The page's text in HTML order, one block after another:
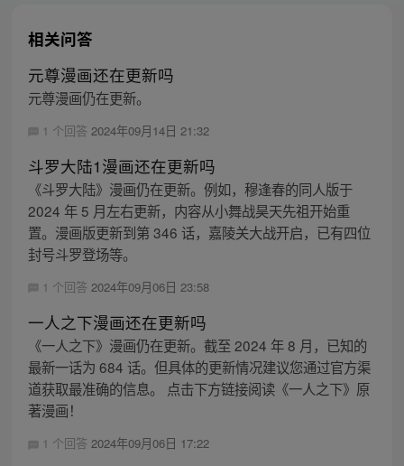
相关问答
元尊漫画还在更新吗
元尊漫画仍在更新。
1 个回答 2024年09月14日 21:32
斗罗大陆1漫画还在更新吗
《斗罗大陆》漫画仍在更新。例如，穆逢春的同人版于
2024 年 5 月左右更新，内容从小舞战昊天先祖开始重
置。漫画版更新到第 346 话，嘉陵关大战开启，已有四位
封号斗罗登场等。
1 个回答 2024年09月06日 23:58
一人之下漫画还在更新吗
《一人之下》漫画仍在更新。截至 2024 年 8 月，已知的
最新一话为 684 话。但具体的更新情况建议您通过官方渠
道获取最准确的信息。 点击下方链接阅读《一人之下》原
著漫画！
1 个回答 2024年09月06日 17:22